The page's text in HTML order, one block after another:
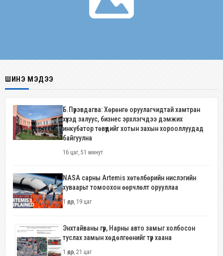
ШИНЭ МЭДЭЭ
Б.Пүрэвдагва: Хөрөнгө оруулагчидтай хамтран
хүүхэд залуус, бизнес эрхлэгчдээ дэмжих
инкубатор төвүүдийг хотын захын хорооллуудад
байгуулна
16 цаг, 51 минут
NASA сарны Artemis хөтөлбөрийн нислэгийн
хуваарьт томоохон өөрчлөлт орууллаа
1 өдөр, 19 цаг
Энхтайваны гүүр, Нарны авто замыг холбосон
туслах замын хөдөлгөөнийг түр хаана
1 өдөр, 21 цаг